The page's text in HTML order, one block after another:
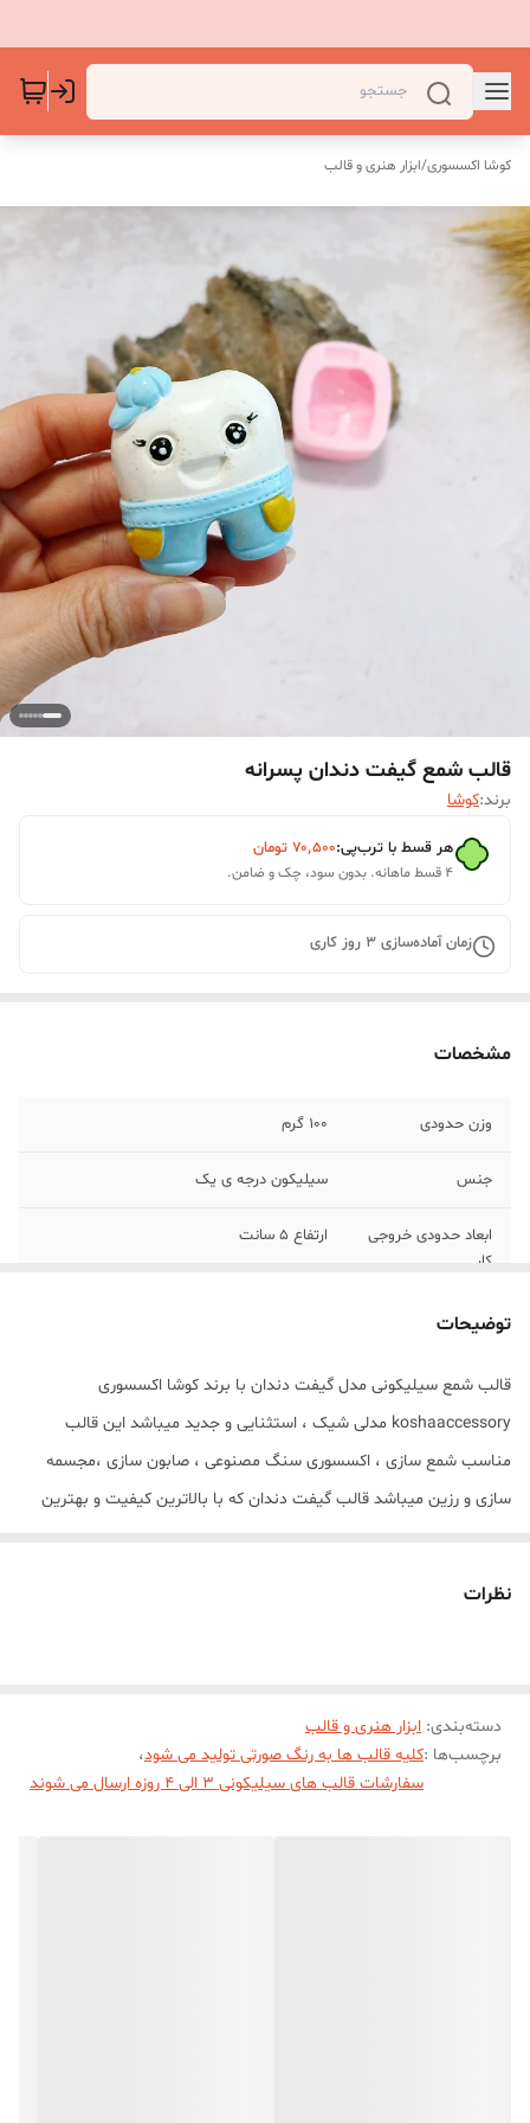
کوشا اکسسوری/ابزار هنری و قالب
قالب شمع گیفت دندان پسرانه
برند:کوشا
هر قسط با ترب‌پی:۷۰٬۵۰۰ تومان
۴ قسط ماهانه. بدون سود، چک و ضامن.
زمان آماده‌سازی 3 روز کاری
مشخصات
وزن حدودی 100 گرم
جنس سیلیکون درجه ی یک
ابعاد حدودی خروجی
کار
ارتفاع 5 سانت
توضیحات
قالب شمع سیلیکونی مدل گیفت دندان با برند کوشا اکسسوری
koshaaccessory مدلی شیک ، استثنایی و جدید میباشد این قالب
مناسب شمع سازی ، اکسسوری سنگ مصنوعی ، صابون سازی ،مجسمه
سازی و رزین میباشد قالب گیفت دندان که با بالاترین کیفیت و بهترین
نظرات
دسته‌بندی: ابزار هنری و قالب
برچسب‌ها :کلیه قالب ها به رنگ صورتی تولید می شود،
سفارشات قالب های سیلیکونی 3 الی 4 روزه ارسال می شوند